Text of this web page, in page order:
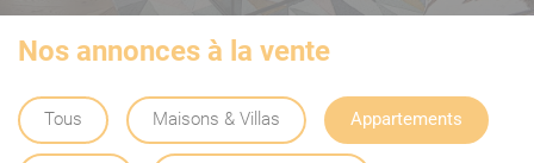
Nos annonces à la vente
Tous Maisons & Villas Appartements